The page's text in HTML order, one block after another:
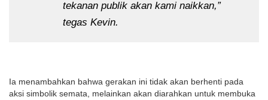
tekanan publik akan kami naikkan,”
tegas Kevin.
Ia menambahkan bahwa gerakan ini tidak akan berhenti pada
aksi simbolik semata, melainkan akan diarahkan untuk membuka